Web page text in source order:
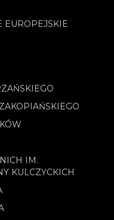
EUROPEJSKIE
IM.
KULCZYCKICH